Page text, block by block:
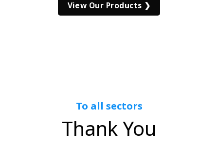
View Our Products ❯
To all sectors
Thank You